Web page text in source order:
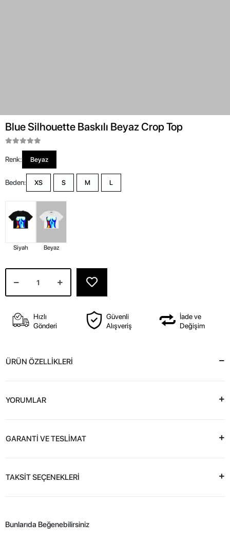
Blue Silhouette Baskılı Beyaz Crop Top
Renk: Beyaz
Beden: XS S M L
Siyah Beyaz
Hızlı
Gönderi
Güvenli
Alışveriş
İade ve
Değişim
ÜRÜN ÖZELLİKLERİ
YORUMLAR
GARANTİ VE TESLİMAT
TAKSİT SEÇENEKLERİ
Bunlarıda Beğenebilirsiniz